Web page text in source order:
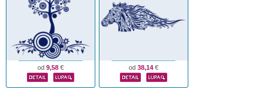
od 9,58 € od 38,14 €